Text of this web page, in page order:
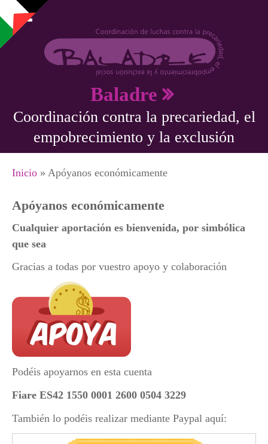
Pasar al contenido principal
Baladre
Coordinación contra la precariedad, el
empobrecimiento y la exclusión
Se encuentra usted aquí
Inicio » Apóyanos económicamente
Apóyanos económicamente
Cualquier aportación es bienvenida, por simbólica
que sea
Gracias a todas por vuestro apoyo y colaboración
Podéis apoyarnos en esta cuenta
Fiare ES42 1550 0001 2600 0504 3229
También lo podéis realizar mediante Paypal aquí: